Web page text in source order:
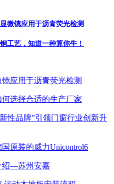
微镜应用于沥青荧光检测
工艺，知道一种算你牛！
应用于沥青荧光检测
选择合适的生产厂家
性品牌”引领门窗行业创新升
原装的威力Unicontrol6
绍—苏州安嘉